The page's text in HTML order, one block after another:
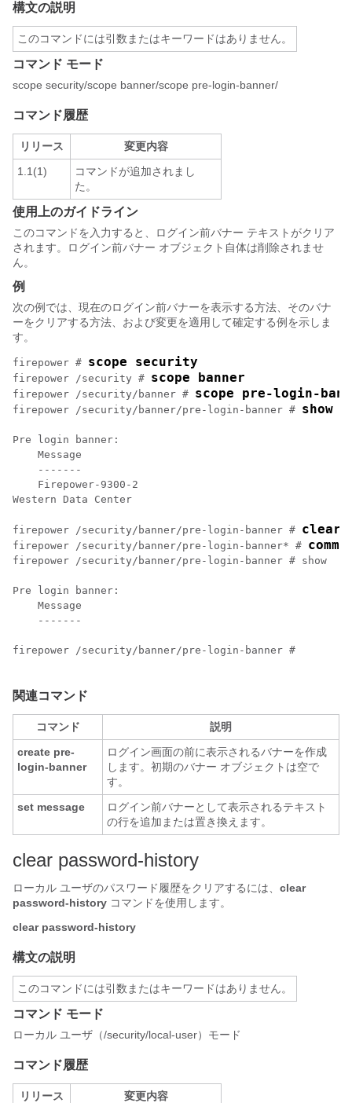
構文の説明
このコマンドには引数またはキーワードはありません。
コマンド モード
scope security/scope banner/scope pre-login-banner/
コマンド履歴
リリース
変更内容
1.1(1)
コマンドが追加されまし
た。
使用上のガイドライン
このコマンドを入力すると、ログイン前バナー テキストがクリア
されます。ログイン前バナー オブジェクト自体は削除されませ
ん。
例
次の例では、現在のログイン前バナーを表示する方法、そのバナ
ーをクリアする方法、および変更を適用して確定する例を示しま
す。
firepower # scope security
firepower /security # scope banner
firepower /security/banner # scope pre-login-
firepower /security/banner/pre-login-banner # show
Pre login banner:
    Message
    -------
    Firepower-9300-2
Western Data Center
firepower /security/banner/pre-login-banner # clear
firepower /security/banner/pre-login-banner* #
firepower /security/banner/pre-login-banner # show
Pre login banner:
    Message
    -------
firepower /security/banner/pre-login-banner #
関連コマンド
コマンド
説明
create pre-
login-banner
ログイン画面の前に表示されるバナーを作成
します。初期のバナー オブジェクトは空で
す。
set message
ログイン前バナーとして表示されるテキスト
の行を追加または置き換えます。
clear password-history
ローカル ユーザのパスワード履歴をクリアするには、 clear
password-history コマンドを使用します。
clear password-history
構文の説明
このコマンドには引数またはキーワードはありません。
コマンド モード
ローカル ユーザ（/security/local-user）モード
コマンド履歴
リリース
変更内容